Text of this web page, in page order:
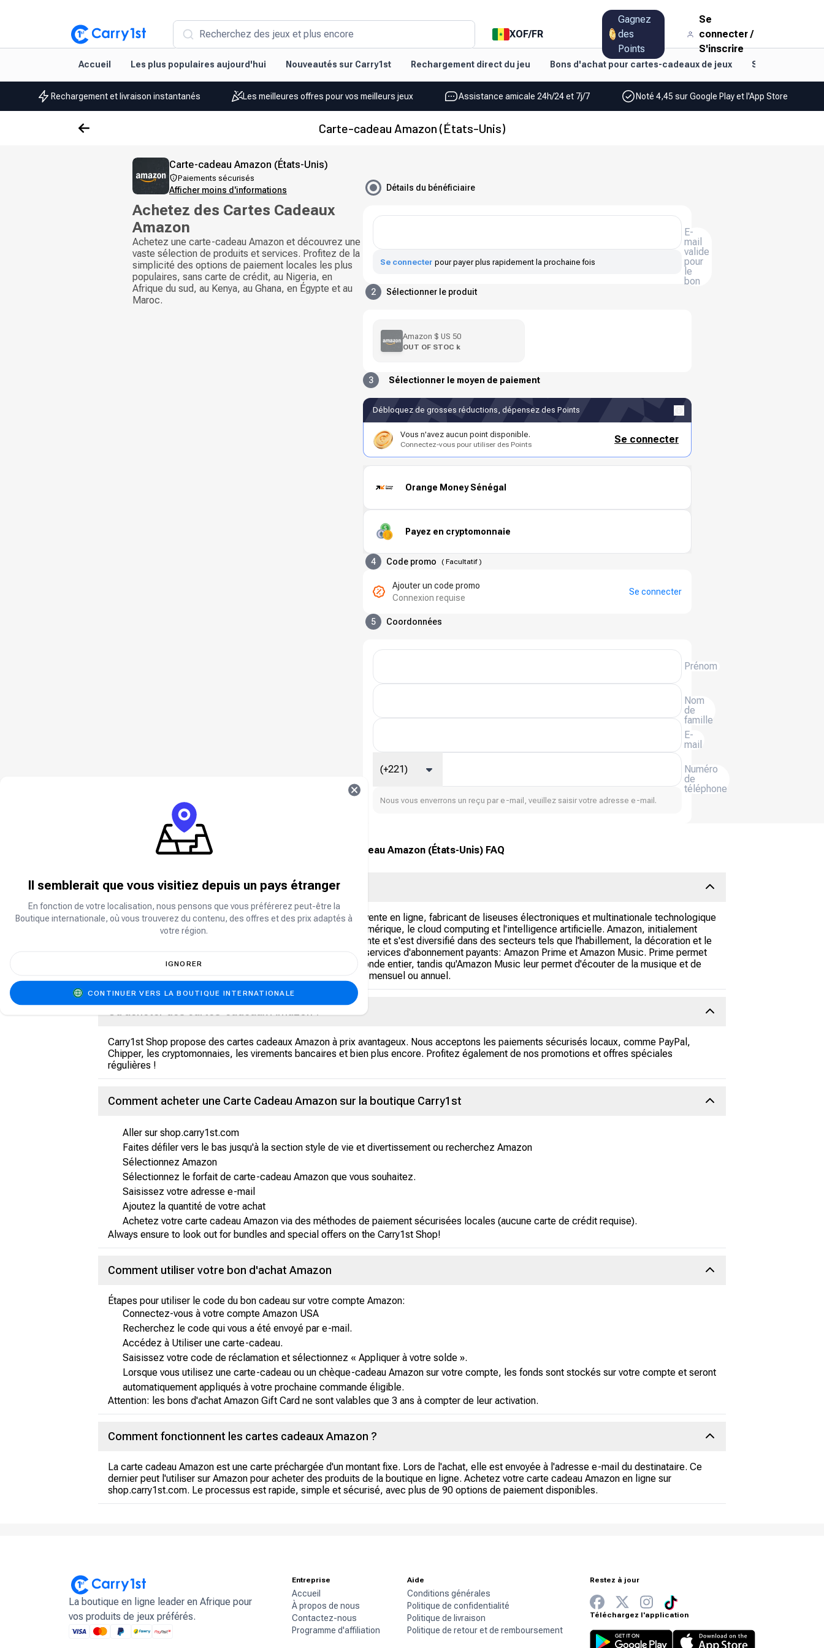
Recherchez des jeux et plus encore XOF/FR
Gagnez
des
Points
Se
connecter/
S'inscrire
Accueil Les plus populaires aujourd'hui Nouveautés sur Carry1st Rechargement direct du jeu Bons d'achat pour cartes-cadeaux de jeux Style de vie et
Rechargement et livraison instantanés Les meilleures offres pour vos meilleurs jeux Assistance amicale 24h/24 et 7j/7 Noté 4,45 sur Google Play et l'App Store
Carte-cadeau Amazon (États-Unis)
Carte-cadeau Amazon (États-Unis)
Paiements sécurisés
Afficher moins d'informations
Achetez des Cartes Cadeaux
Amazon
Achetez une carte-cadeau Amazon et découvrez une
vaste sélection de produits et services. Profitez de la
simplicité des options de paiement locales les plus
populaires, sans carte de crédit, au Nigeria, en
Afrique du sud, au Kenya, au Ghana, en Égypte et au
Maroc.
Détails du bénéficiaire
E-
mail
valide
pour
le
bon
Se connecter pour payer plus rapidement la prochaine fois
2 Sélectionner le produit
Amazon $ US 50
OUT OF STOC k
3 Sélectionner le moyen de paiement
Débloquez de grosses réductions, dépensez des Points
Vous n'avez aucun point disponible.
Connectez-vous pour utiliser des Points Se connecter
Orange Money Sénégal
Payez en cryptomonnaie
4 Code promo ( Facultatif)
Ajouter un code promo
Connexion requise
Se connecter
5 Coordonnées
Prénom
Nom
de
famille
E-
mail
Numéro
de
téléphone
(+221)
Nous vous enverrons un reçu par e-mail, veuillez saisir votre adresse e-mail.
Carte-cadeau Amazon (États-Unis) FAQ
À propos d' Amazon
Amazon, fondée en 1994, est une entreprise américaine de vente en ligne, fabricant de liseuses électroniques et multinationale technologique
spécialisée dans le commerce électronique, le streaming numérique, le cloud computing et l'intelligence artificielle. Amazon, initialement
connu pour la vente de livres, a connu une croissance fulgurante et s'est diversifié dans des secteurs tels que l'habillement, la décoration et le
divertissement. Il y a quelques années, Amazon a lancé des services d'abonnement payants: Amazon Prime et Amazon Music. Prime permet
aux membres de bénéficier de la livraison gratuite dans le monde entier, tandis qu'Amazon Music leur permet d'écouter de la musique et de
regarder des vidéos en streaming moyennant un abonnement mensuel ou annuel.
Carry1st Shop propose des cartes cadeaux Amazon à prix avantageux. Nous acceptons les paiements sécurisés locaux, comme PayPal,
Chipper, les cryptomonnaies, les virements bancaires et bien plus encore. Profitez également de nos promotions et offres spéciales
régulières !
Comment acheter une Carte Cadeau Amazon sur la boutique Carry1st
Aller sur shop.carry1st.com
Faites défiler vers le bas jusqu'à la section style de vie et divertissement ou recherchez Amazon
Sélectionnez Amazon
Sélectionnez le forfait de carte-cadeau Amazon que vous souhaitez.
Saisissez votre adresse e-mail
Ajoutez la quantité de votre achat
Achetez votre carte cadeau Amazon via des méthodes de paiement sécurisées locales (aucune carte de crédit requise).
Always ensure to look out for bundles and special offers on the Carry1st Shop!
Comment utiliser votre bon d'achat Amazon
Étapes pour utiliser le code du bon cadeau sur votre compte Amazon:
Connectez-vous à votre compte Amazon USA
Recherchez le code qui vous a été envoyé par e-mail.
Accédez à Utiliser une carte-cadeau.
Saisissez votre code de réclamation et sélectionnez « Appliquer à votre solde ».
Lorsque vous utilisez une carte-cadeau ou un chèque-cadeau Amazon sur votre compte, les fonds sont stockés sur votre compte et seront
automatiquement appliqués à votre prochaine commande éligible.
Attention: les bons d'achat Amazon Gift Card ne sont valables que 3 ans à compter de leur activation.
Comment fonctionnent les cartes cadeaux Amazon ?
La carte cadeau Amazon est une carte préchargée d'un montant fixe. Lors de l'achat, elle est envoyée à l'adresse e-mail du destinataire. Ce
dernier peut l'utiliser sur Amazon pour acheter des produits de la boutique en ligne. Achetez votre carte cadeau Amazon en ligne sur
shop.carry1st.com. Le processus est rapide, simple et sécurisé, avec plus de 90 options de paiement disponibles.
La boutique en ligne leader en Afrique pour
vos produits de jeux préférés.
Entreprise
Accueil
À propos de nous
Contactez-nous
Programme d'affiliation
Aide
Conditions générales
Politique de confidentialité
Politique de livraison
Politique de retour et de remboursement
Restez à jour
Téléchargez l'application
Il semblerait que vous visitiez depuis un pays étranger
En fonction de votre localisation, nous pensons que vous préférerez peut-être la
Boutique internationale, où vous trouverez du contenu, des offres et des prix adaptés à
votre région.
IGNORER
CONTINUER VERS LA BOUTIQUE INTERNATIONALE